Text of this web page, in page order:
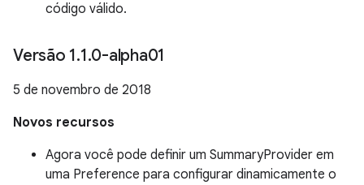
código válido.
Versão 1.1.0-alpha01
5 de novembro de 2018
Novos recursos
Agora você pode definir um SummaryProvider em
uma Preference para configurar dinamicamente o